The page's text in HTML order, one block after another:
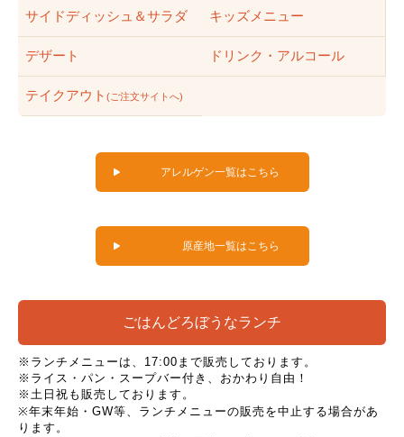
サイドディッシュ＆サラダ キッズメニュー
デザート ドリンク・アルコール
テイクアウト (ご注文サイトへ)
アレルゲン一覧はこちら
原産地一覧はこちら
ごはんどろぼうなランチ
※ランチメニューは、17:00まで販売しております。
※ライス・パン・スープバー付き、おかわり自由！
※土日祝も販売しております。
※年末年始・GW等、ランチメニューの販売を中止する場合があ
ります。